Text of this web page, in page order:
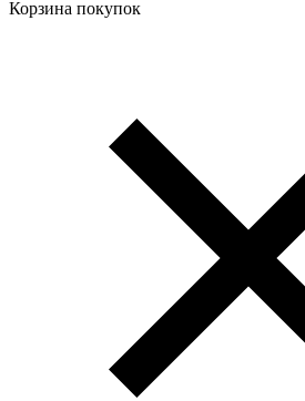
Корзина покупок